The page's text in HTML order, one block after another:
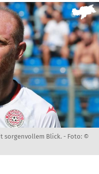
sorgenvollem Blick. - Foto: ©